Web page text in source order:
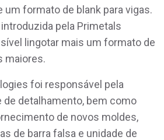
formato de blank para vigas.
pela Primetals
lingotar mais um formato de
maiores.
foi responsável pela
de detalhamento, bem como
de novos moldes,
de barra falsa e unidade de